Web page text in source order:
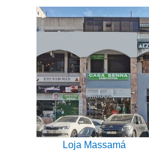
Loja Massamá